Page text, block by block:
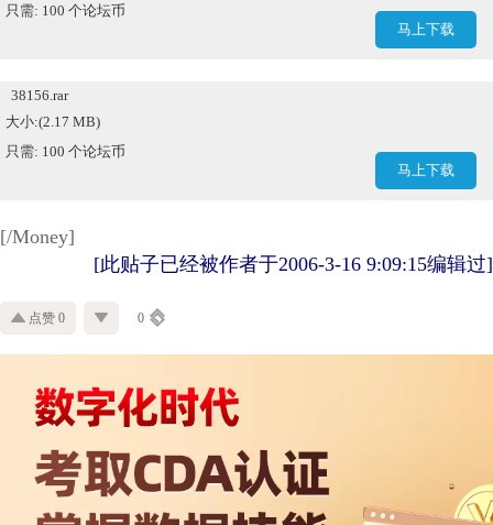
只需: 100 个论坛币
马上下载
38156.rar
大小:(2.17 MB)
只需: 100 个论坛币
马上下载
[/Money]
[此贴子已经被作者于2006-3-16 9:09:15编辑过]
点赞 0 0